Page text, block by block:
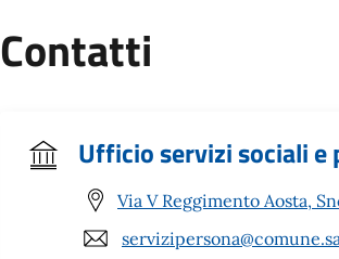
Contatti
Ufficio servizi sociali e
Via V Reggimento Aosta,